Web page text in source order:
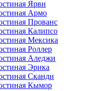
Ярви
Армо
Прованс
Калипсо
Мексика
Роллер
Аледжи
Эрика
Сканди
Кымор